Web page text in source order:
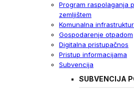
Program raspolaganja
zemljištem
Komunalna
Gospodarenje otpadom
Digitalna pristupačnos
Pristup informacijama
Subvencija
SUBVENCIJA